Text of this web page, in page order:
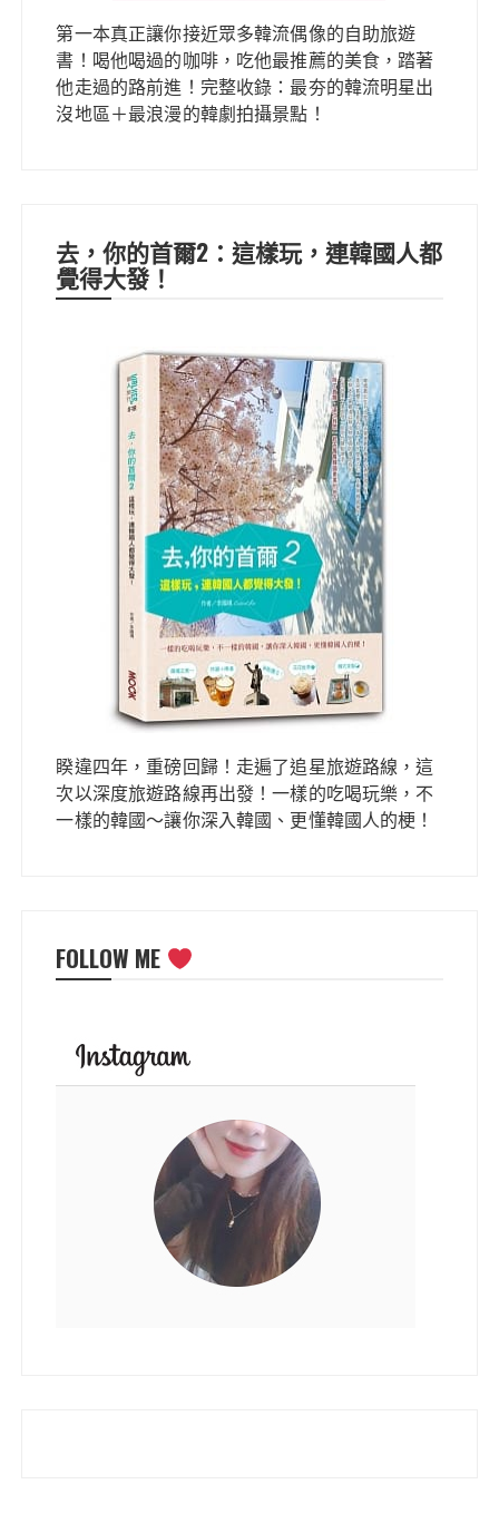
第一本真正讓你接近眾多韓流偶像的自助旅遊
書！喝他喝過的咖啡，吃他最推薦的美食，踏著
他走過的路前進！完整收錄：最夯的韓流明星出
沒地區＋最浪漫的韓劇拍攝景點！
去，你的首爾2：這樣玩，連韓國人都
覺得大發！
睽違四年，重磅回歸！走遍了追星旅遊路線，這
次以深度旅遊路線再出發！一樣的吃喝玩樂，不
一樣的韓國～讓你深入韓國、更懂韓國人的梗！
FOLLOW ME